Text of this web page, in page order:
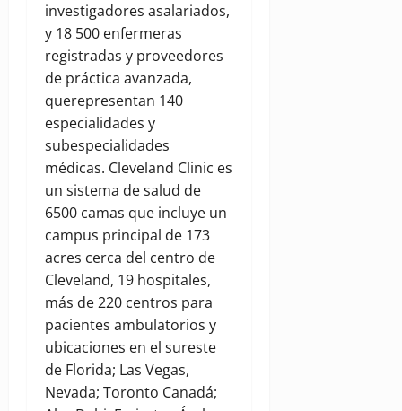
investigadores asalariados,
y 18 500 enfermeras
registradas y proveedores
de práctica avanzada,
querepresentan 140
especialidades y
subespecialidades
médicas. Cleveland Clinic es
un sistema de salud de
6500 camas que incluye un
campus principal de 173
acres cerca del centro de
Cleveland, 19 hospitales,
más de 220 centros para
pacientes ambulatorios y
ubicaciones en el sureste
de Florida; Las Vegas,
Nevada; Toronto Canadá;